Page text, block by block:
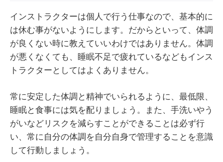
インストラクターは個人で行う仕事なので、基本的に
は休む事がないようにします。だからといって、体調
が良くない時に教えていいわけではありません。体調
が悪くなくても、睡眠不足で疲れているなどもインス
トラクターとしてはよくありません。
常に安定した体調と精神でいられるように、最低限、
睡眠と食事には気を配りましょう。また、手洗いやう
がいなどリスクを減らすことができることは必ず行
い、常に自分の体調を自分自身で管理することを意識
して行動しましょう。